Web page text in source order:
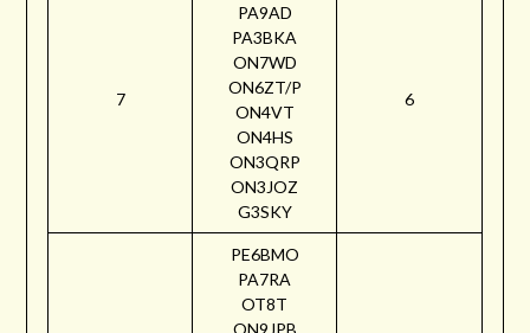
7
PA9AD
PA3BKA
ON7WD
ON6ZT/P
ON4VT
ON4HS
ON3QRP
ON3JOZ
G3SKY
6
PE6BMO
PA7RA
OT8T